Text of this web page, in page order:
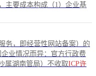
主要成本构成（1）企业基
务，即经营性网站备案）的
业情况而异：官方行政费
属湖南管局）不收取ICP许